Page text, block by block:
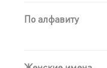
По алфавиту